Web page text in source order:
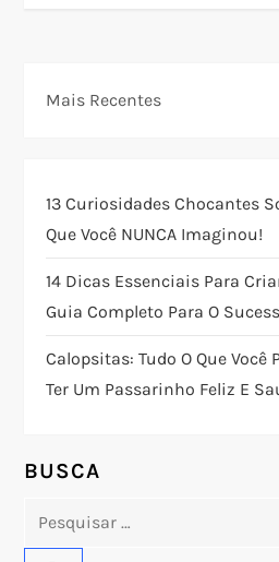
a
ã
o
d
e
o
s
Mais Recentes
13 Curiosidades Chocantes
Que Você NUNCA Imaginou!
14 Dicas Essenciais Para
Guia Completo Para O
Calopsitas: Tudo O Que Você
Ter Um Passarinho Feliz E
BUSCA
Pesquisar